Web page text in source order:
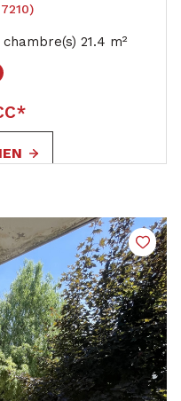
Appartement 2 pièce(s) 1 chambre(s) 21.4 m²